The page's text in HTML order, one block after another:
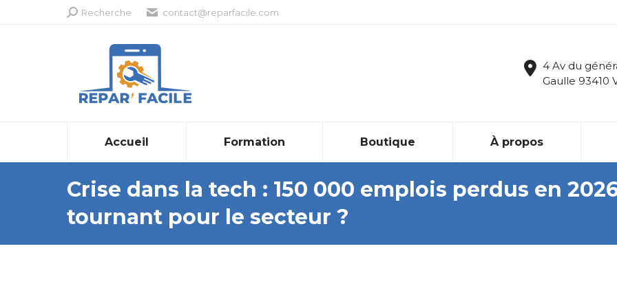
Recherche
Recherche contact@reparfacile.com
4 Av du
Gaulle 93410
Accueil Formation Boutique À propos
Crise dans la tech : 150 000 emplois perdus en
tournant pour le secteur ?